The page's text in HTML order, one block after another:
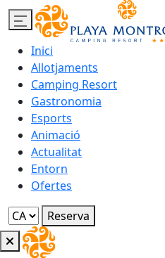
Inici
Allotjaments
Camping Resort
Gastronomia
Esports
Animació
Actualitat
Entorn
Ofertes
Reserva